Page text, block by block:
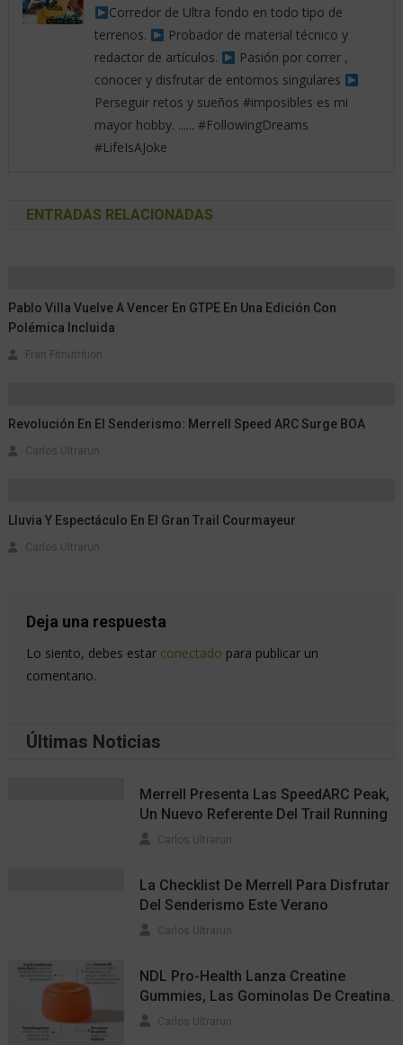
Corredor de Ultra fondo en todo tipo de
terrenos.
Probador de material técnico y
redactor de artículos.
Pasión por correr ,
conocer y disfrutar de entornos singulares
Perseguir retos y sueños #imposibles es mi
mayor hobby. ...... #FollowingDreams
#LifeIsAJoke
ENTRADAS RELACIONADAS
Pablo Villa Vuelve A Vencer En GTPE En Una Edición Con
Polémica Incluida
Fran Fitnutrition
Revolución En El Senderismo: Merrell Speed ARC Surge BOA
Carlos Ultrarun
Lluvia Y Espectáculo En El Gran Trail Courmayeur
Carlos Ultrarun
Deja una respuesta
Lo siento, debes estar conectado para publicar un
comentario.
Últimas Noticias
Merrell Presenta Las SpeedARC Peak,
Un Nuevo Referente Del Trail Running
Carlos Ultrarun
La Checklist De Merrell Para Disfrutar
Del Senderismo Este Verano
Carlos Ultrarun
NDL Pro-Health Lanza Creatine
Gummies, Las Gominolas De Creatina.
Carlos Ultrarun